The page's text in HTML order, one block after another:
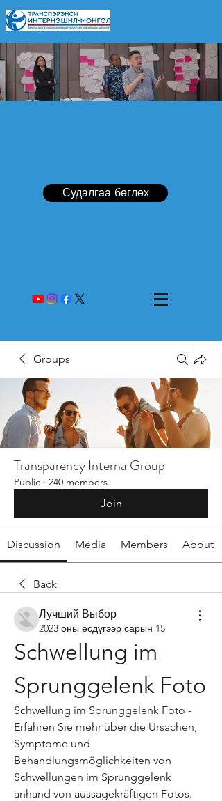
Судалгаа бөглөх
Groups
Transparency Interna Group
Public · 240 members
Join
Discussion Media Members About
Back
Лучший Выбор
2023 оны есдүгээр сарын 15
Schwellung im
Sprunggelenk Foto
Schwellung im Sprunggelenk Foto -
Erfahren Sie mehr über die Ursachen,
Symptome und
Behandlungsmöglichkeiten von
Schwellungen im Sprunggelenk
anhand von aussagekräftigen Fotos.